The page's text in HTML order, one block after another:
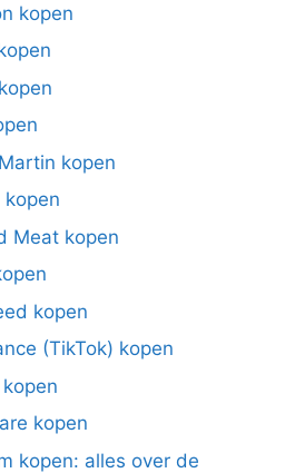
kopen
kopen
Meat kopen
kopen
(TikTok) kopen
kopen
kopen: alles over de